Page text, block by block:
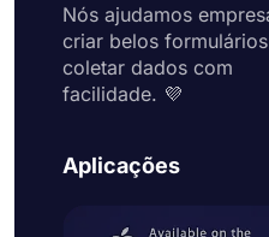
Nós ajudamos
criar belos
coletar dados com
facilidade. 💜
Aplicações